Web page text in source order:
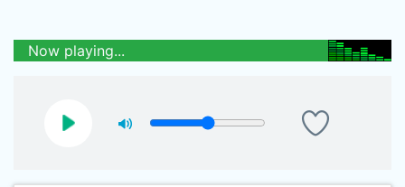
Now playing...